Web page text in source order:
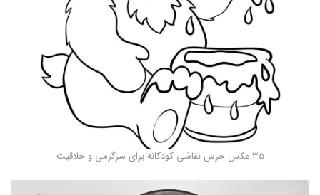
35 عکس خرس نقاشی کودکانه برای سرگرمی و خلاقیت